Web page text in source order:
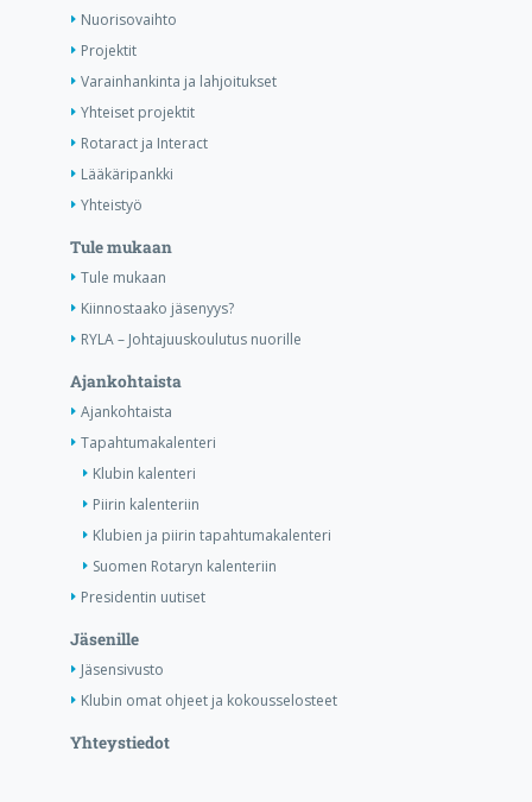
Nuorisovaihto
Projektit
Varainhankinta ja lahjoitukset
Yhteiset projektit
Rotaract ja Interact
Lääkäripankki
Yhteistyö
Tule mukaan
Tule mukaan
Kiinnostaako jäsenyys?
RYLA – Johtajuuskoulutus nuorille
Ajankohtaista
Ajankohtaista
Tapahtumakalenteri
Klubin kalenteri
Piirin kalenteriin
Klubien ja piirin tapahtumakalenteri
Suomen Rotaryn kalenteriin
Presidentin uutiset
Jäsenille
Jäsensivusto
Klubin omat ohjeet ja kokousselosteet
Yhteystiedot